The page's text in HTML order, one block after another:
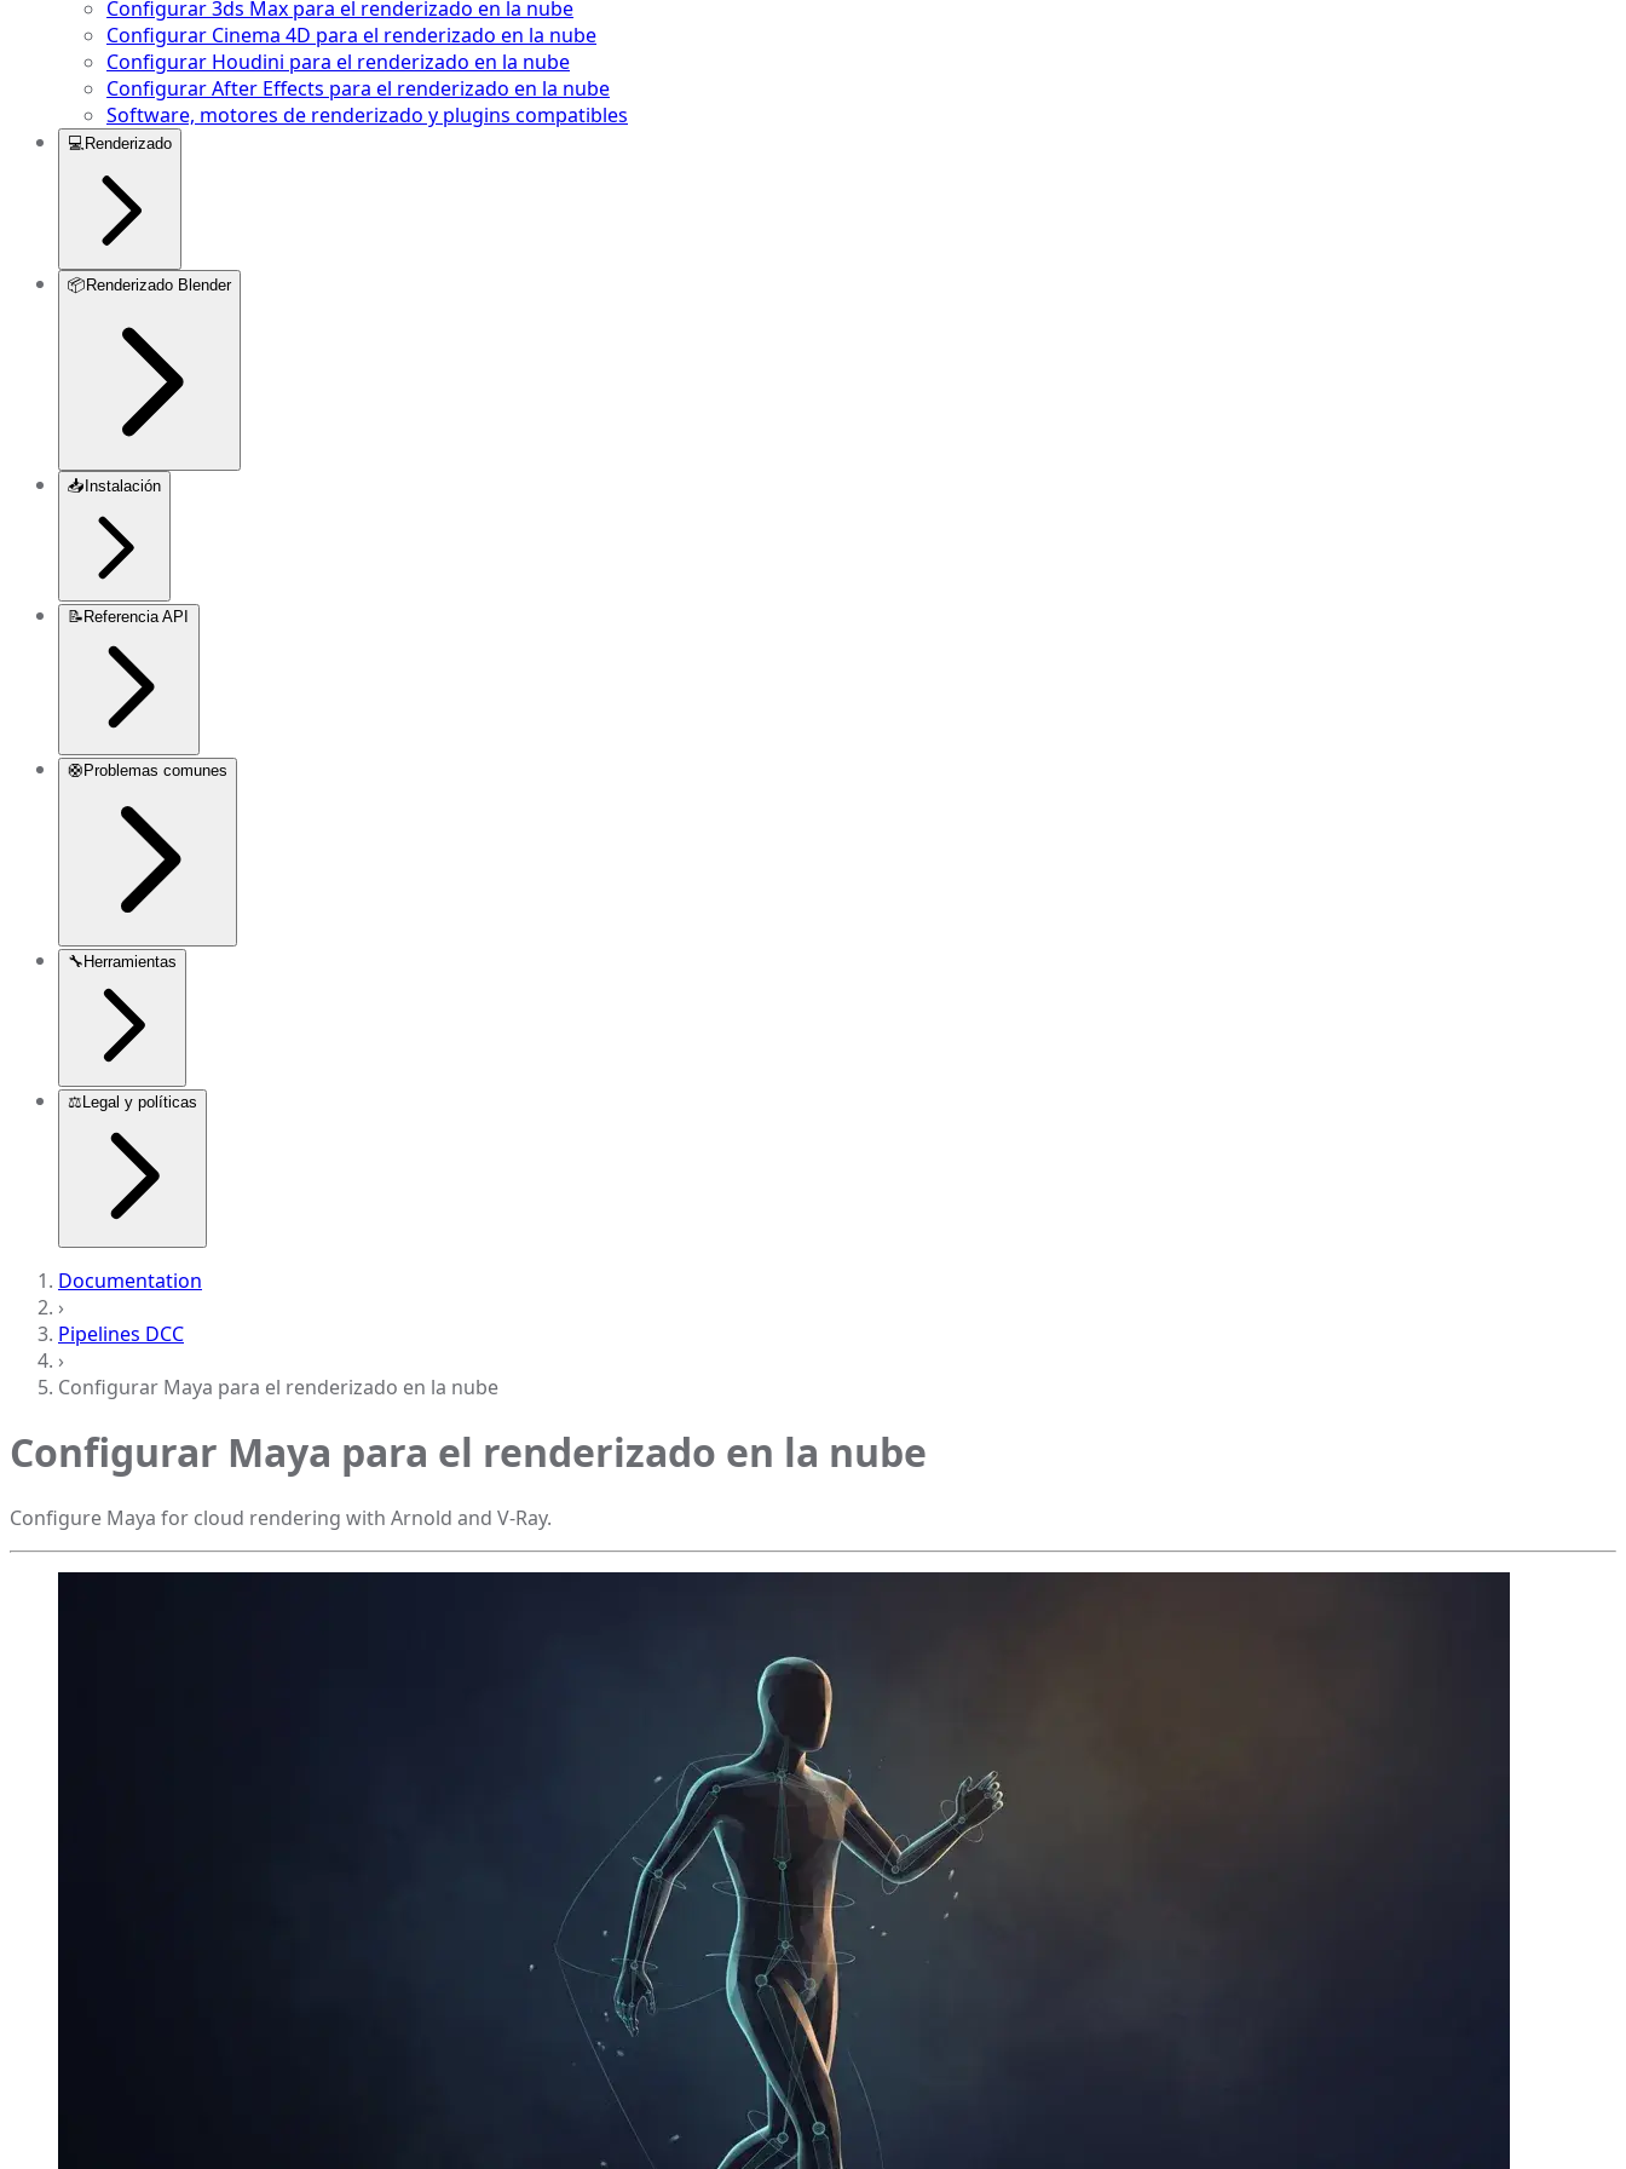
Configurar 3ds Max para el renderizado en la nube
Configurar Cinema 4D para el renderizado en la nube
Configurar Houdini para el renderizado en la nube
Configurar After Effects para el renderizado en la nube
Software, motores de renderizado y plugins compatibles
💻 Renderizado
📦 Renderizado Blender
📥 Instalación
📝 Referencia API
🛟 Problemas comunes
🔧 Herramientas
⚖️ Legal y políticas
Documentation
›
Pipelines DCC
›
Configurar Maya para el renderizado en la nube
Configurar Maya para el renderizado en la nube
Configure Maya for cloud rendering with Arnold and V-Ray.